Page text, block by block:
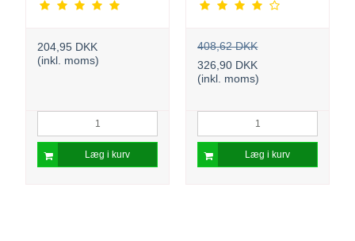
204,95 DKK
(inkl. moms)
Læg i kurv
408,62 DKK
326,90 DKK
(inkl. moms)
Læg i kurv